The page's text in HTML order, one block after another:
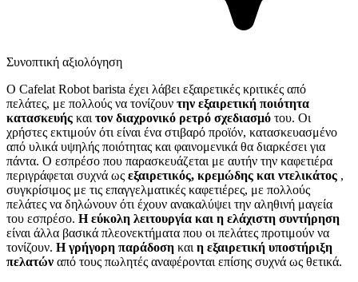
Συνοπτική αξιολόγηση
Ο Cafelat Robot barista έχει λάβει εξαιρετικές κριτικές από
πελάτες, με πολλούς να τονίζουν την εξαιρετική ποιότητα
κατασκευής και τον διαχρονικό ρετρό σχεδιασμό του. Οι
χρήστες εκτιμούν ότι είναι ένα στιβαρό προϊόν, κατασκευασμένο
από υλικά υψηλής ποιότητας και φαινομενικά θα διαρκέσει για
πάντα. Ο εσπρέσο που παρασκευάζεται με αυτήν την καφετιέρα
περιγράφεται συχνά ως εξαιρετικός, κρεμώδης και ντελικάτος ,
συγκρίσιμος με τις επαγγελματικές καφετιέρες, με πολλούς
πελάτες να δηλώνουν ότι έχουν ανακαλύψει την αληθινή μαγεία
του εσπρέσο. Η εύκολη λειτουργία και η ελάχιστη συντήρηση
είναι άλλα βασικά πλεονεκτήματα που οι πελάτες προτιμούν να
τονίζουν. Η γρήγορη παράδοση και η εξαιρετική υποστήριξη
πελατών από τους πωλητές αναφέρονται επίσης συχνά ως θετικά.